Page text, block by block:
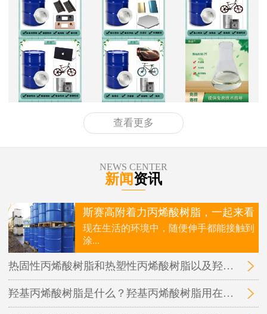
查看更多
NEWS CENTER
新闻资讯
斯赛高附着力丙烯酸树脂，一起来看
现在生活的环境中，随便伸手都能接触到
涂...
热固性丙烯酸树脂和热塑性丙烯酸树脂以及羟基丙烯酸树脂三者之间的区别在哪里？
羟基丙烯酸树脂是什么？羟基丙烯酸树脂用在哪里？